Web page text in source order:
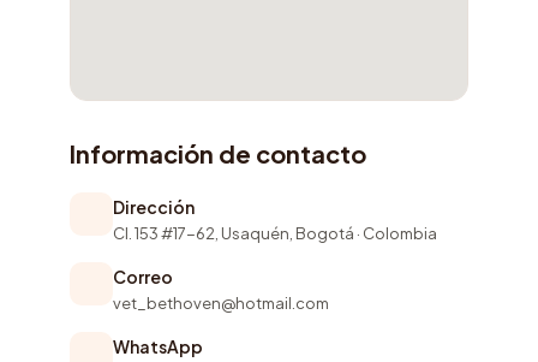
Información de contacto
Dirección
Cl. 153 #17-62, Usaquén, Bogotá · Colombia
Correo
vet_bethoven@hotmail.com
WhatsApp